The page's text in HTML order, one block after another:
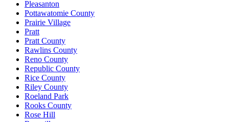
Pleasanton
Pottawatomie County
Prairie Village
Pratt
Pratt County
Rawlins County
Reno County
Republic County
Rice County
Riley County
Roeland Park
Rooks County
Rose Hill